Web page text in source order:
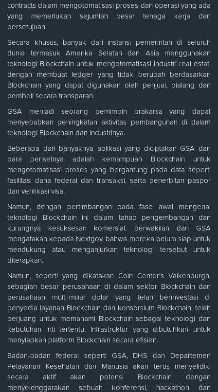
contracts dalam mengotomatisasi proses dan operasi yang ada
yang memerlukan sejumlah besar tenaga kerja dan
persetujuan.
Secara khusus, banyak dari instansi pemerintah di seluruh
dunia termasuk Amerika Selatan dan Asia menggunakan
teknologi Blockchain untuk mengotomatisasi industri real estat,
dengan membuat ledger yang tidak berubah berdasarkan
Blockchain yang dapat digunakan oleh penjual, pialang dan
pembeli secara transparan.
GSA menjadi seorang pemimpin prakarsa yang dapat
menyebabkan peningkatan aktivitas pembangunan di dalam
teknologi Blockchain dan industrinya.
Beberapa dari banyaknya aplikasi yang diciptakan GSA dan
para perisetnya adalah kemampuan Blockchain untuk
mengotomatisasi proses yang bergantung pada data seperti
fasilitasi dana federal dan transaksi, serta penerbitan paspor
dan verifikasi visa.
Namun, dengan pertimbangan pada fase awal mengenai
teknologi Blockchain ini dalam tahap pengembangan dan
kurangnya kesuksesan komersial, perwakilan dari GSA
mengatakan kepada Nextgov, bahwa mereka belum siap untuk
mendukung atau menganjurkan teknologi tersebut untuk
diterapkan.
Namun, seperti yang dikatakan Coin Center’s Valkenburgh,
sebagian besar perusahaan di dalam sektor Blockchain dan
perusahaan multi-miliar dolar yang telah berinvestasi di
penyedia layanan Blockchain dan konsorsium Blockchain, telah
berjuang untuk memahami Blockchain sebagai teknologi dan
kebutuhan inti tertentu. Infrastruktur yang dibutuhkan untuk
menyiapkan platform Blockchain secara efisien.
Badan-badan federal seperti GSA, DHS dan Departemen
Pelayanan Kesehatan dan Manusia akan terus menyelidiki
secara aktif akan potensi Blockchain dengan
menyelenggarakan sebuah konferensi, hackathon dan